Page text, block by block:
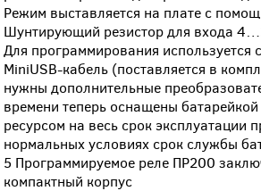
Режим выставляется на плате с
Шунтирующий резистор для входа
Для программирования используется
MiniUSB-кабель (поставляется в
нужны дополнительные
времени теперь оснащены
ресурсом на весь срок эксплуатации
нормальных условиях срок службы
5 Программируемое реле ПР200
компактный корпус